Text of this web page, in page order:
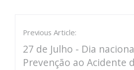
Previous Article:
27 de Julho - Dia
Prevenção ao Acidente